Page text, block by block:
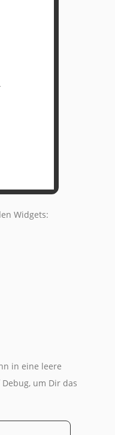
Widgets:
in eine leere
um Dir das